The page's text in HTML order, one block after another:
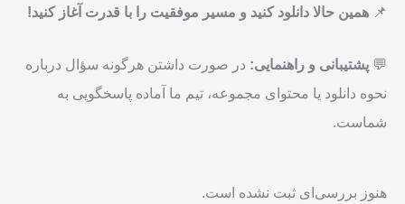
📌 همین حالا دانلود کنید و مسیر موفقیت را با قدرت آغاز کنید!
💬 پشتیبانی و راهنمایی: در صورت داشتن هرگونه سؤال درباره
نحوه دانلود یا محتوای مجموعه، تیم ما آماده پاسخگویی به
شماست.
هنوز بررسی‌ای ثبت نشده است.